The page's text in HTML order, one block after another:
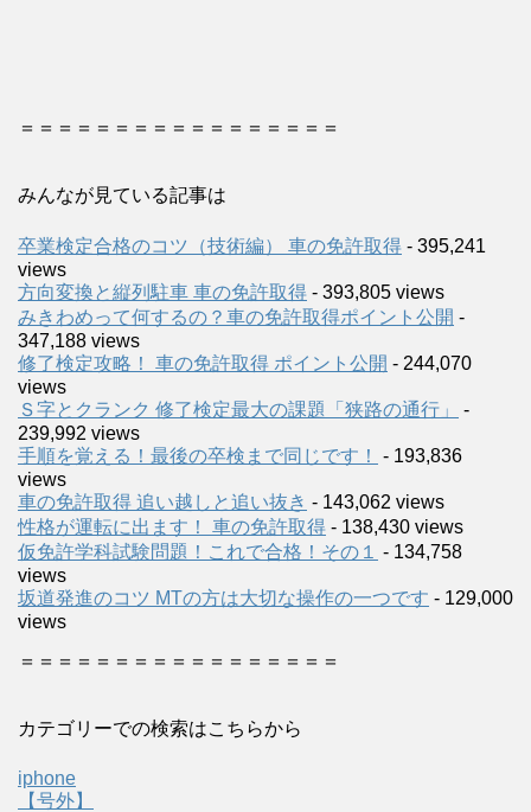
＝＝＝＝＝＝＝＝＝＝＝＝＝＝＝＝＝
みんなが見ている記事は
卒業検定合格のコツ（技術編） 車の免許取得 - 395,241
views
方向変換と縦列駐車 車の免許取得 - 393,805 views
みきわめって何するの？車の免許取得ポイント公開 -
347,188 views
修了検定攻略！ 車の免許取得 ポイント公開 - 244,070
views
Ｓ字とクランク 修了検定最大の課題「狭路の通行」
-
239,992 views
手順を覚える！最後の卒検まで同じです！
- 193,836
views
車の免許取得 追い越しと追い抜き - 143,062 views
性格が運転に出ます！ 車の免許取得 - 138,430 views
仮免許学科試験問題！これで合格！その１
- 134,758
views
坂道発進のコツ MTの方は大切な操作の一つです - 129,000
views
＝＝＝＝＝＝＝＝＝＝＝＝＝＝＝＝＝
カテゴリーでの検索はこちらから
iphone
【号外】